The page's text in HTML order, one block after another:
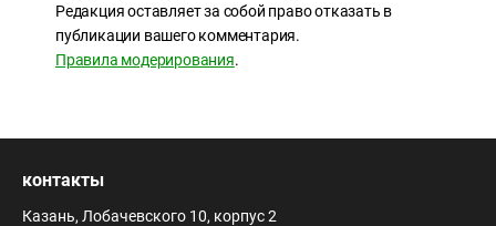
Редакция оставляет за собой право отказать в
публикации вашего комментария.
Правила модерирования.
контакты
Казань, Лобачевского 10, корпус 2